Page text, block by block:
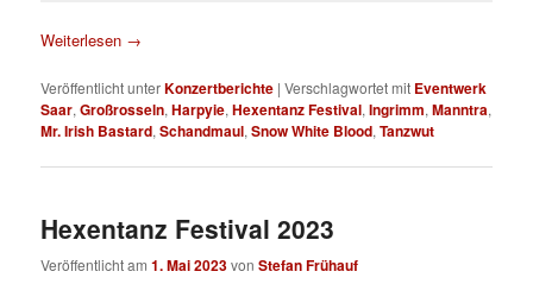
Weiterlesen →
Veröffentlicht unterKonzertberichte |Verschlagwortet mit Eventwerk
Saar,Großrosseln,Harpyie,Hexentanz Festival,Ingrimm,Manntra,
Mr. Irish Bastard,Schandmaul,Snow White Blood,Tanzwut
Hexentanz Festival 2023
Veröffentlicht am1. Mai 2023vonStefan Frühauf